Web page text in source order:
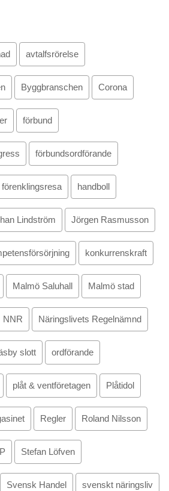
avtalfsrörelse
Byggbranschen Corona
förbund
förbundsordförande
förenklingsresa handboll
Lindström Jörgen Rasmusson
konkurrenskraft
Malmö Saluhall Malmö stad
NNR Näringslivets Regelnämnd
slott ordförande
plåt & ventföretagen Plåtidol
Regler Roland Nilsson
Stefan Löfven
Svensk Handel svenskt näringsliv